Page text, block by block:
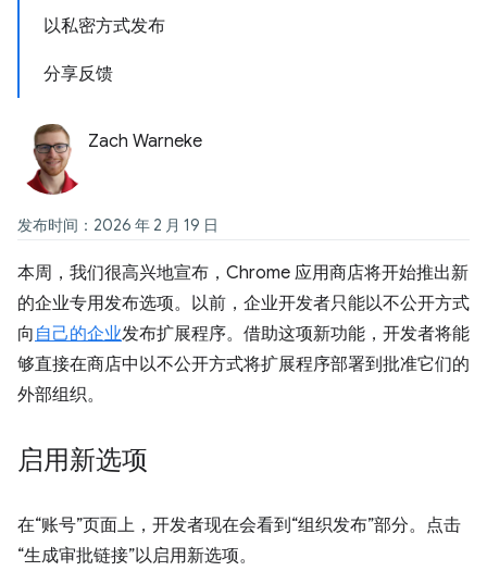
以私密方式发布
分享反馈
Zach Warneke
发布时间：2026 年 2 月 19 日
本周，我们很高兴地宣布，Chrome 应用商店将开始推出新
的企业专用发布选项。以前，企业开发者只能以不公开方式
向 自己的企业发布扩展程序。借助这项新功能，开发者将能
够直接在商店中以不公开方式将扩展程序部署到批准它们的
外部组织。
启用新选项
在“账号”页面上，开发者现在会看到“组织发布”部分。点击
“生成审批链接”以启用新选项。